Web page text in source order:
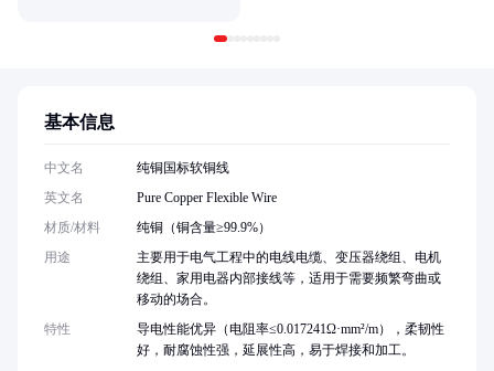
基本信息
中文名
纯铜国标软铜线
英文名
Pure Copper Flexible Wire
材质/材料
纯铜（铜含量≥99.9%）
用途
主要用于电气工程中的电线电缆、变压器绕组、电机
绕组、家用电器内部接线等，适用于需要频繁弯曲或
移动的场合。
特性
导电性能优异（电阻率≤0.017241Ω·mm²/m），柔韧性
好，耐腐蚀性强，延展性高，易于焊接和加工。